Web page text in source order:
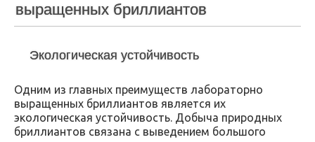
выращенных бриллиантов
Экологическая устойчивость
Одним из главных преимуществ лабораторно
выращенных бриллиантов является их
экологическая устойчивость. Добыча природных
бриллиантов связана с выведением большого